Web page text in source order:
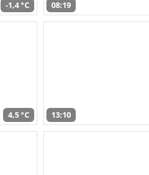
-1,4 °C 08:19
4,5 °C 13:10